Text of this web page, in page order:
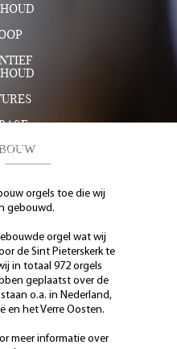
orgels toe die wij
gebouwd.
orgel wat wij
de Sint Pieterskerk te
in totaal 972 orgels
geplaatst over de
o.a. in Nederland,
en het Verre Oosten.
meer informatie over